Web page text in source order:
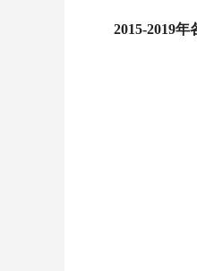
2015-2019